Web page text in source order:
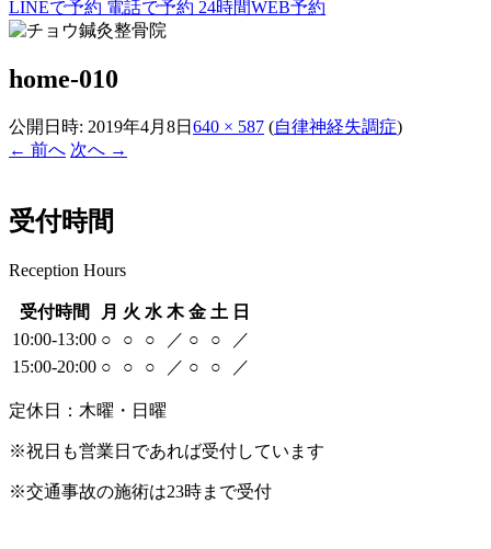
LINEで予約 電話で予約 24時間WEB予約
home-010
公開日時: 2019年4月8日 640 × 587 (自律神経失調症)
← 前へ 次へ →
受付時間
Reception Hours
受付時間 月 火 水 木 金 土 日
10:00-13:00 ○ ○ ○ ／ ○ ○
／
15:00-20:00 ○ ○ ○ ／ ○ ○ ／
定休日：木曜・日曜
※祝日も営業日であれば受付しています
※交通事故の施術は23時まで受付